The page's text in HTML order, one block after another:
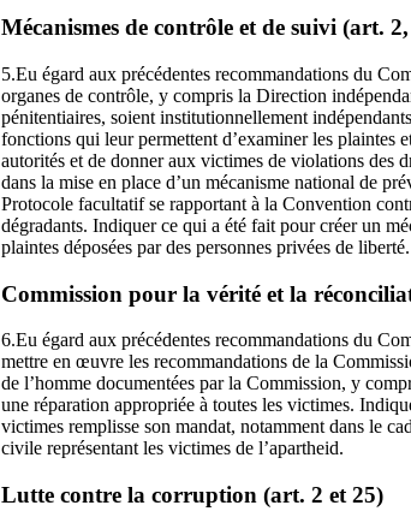
Mécanismes de contrôle et de suivi (art.
5.Eu égard aux précédentes recommandations du
organes de contrôle, y compris la Direction
pénitentiaires, soient institutionnellement
fonctions qui leur permettent d’examiner les plaintes
autorités et de donner aux victimes de violations des
dans la mise en place d’un mécanisme national de
Protocole facultatif se rapportant à la Convention
dégradants. Indiquer ce qui a été fait pour créer un
plaintes déposées par des personnes privées de liberté.
Commission pour la vérité et la
6.Eu égard aux précédentes recommandations du
mettre en œuvre les recommandations de la
de l’homme documentées par la Commission, y
une réparation appropriée à toutes les victimes.
victimes remplisse son mandat, notamment dans le
civile représentant les victimes de l’apartheid.
Lutte contre la corruption (art. 2 et 25)